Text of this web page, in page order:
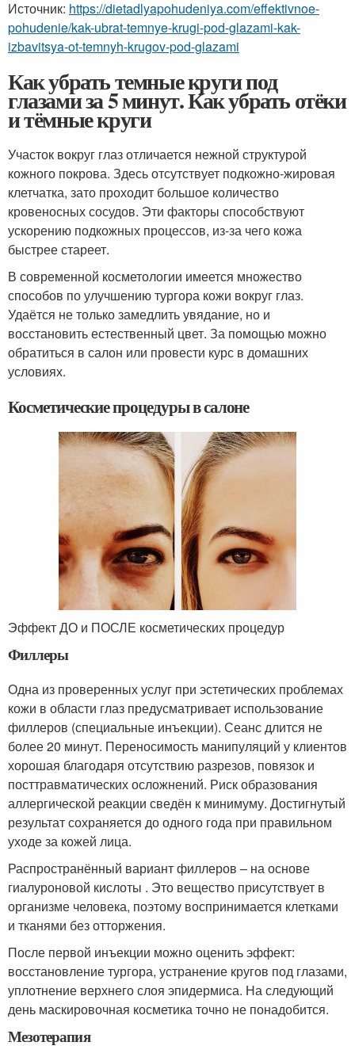
Источник: https://dietadlyapohudeniya.com/effektivnoe-
pohudenie/kak-ubrat-temnye-krugi-pod-glazami-kak-
izbavitsya-ot-temnyh-krugov-pod-glazami
Как убрать темные круги под
глазами за 5 минут. Как убрать отёки
и тёмные круги
Участок вокруг глаз отличается нежной структурой
кожного покрова. Здесь отсутствует подкожно-жировая
клетчатка, зато проходит большое количество
кровеносных сосудов. Эти факторы способствуют
ускорению подкожных процессов, из-за чего кожа
быстрее стареет.
В современной косметологии имеется множество
способов по улучшению тургора кожи вокруг глаз.
Удаётся не только замедлить увядание, но и
восстановить естественный цвет. За помощью можно
обратиться в салон или провести курс в домашних
условиях.
Косметические процедуры в салоне
Эффект ДО и ПОСЛЕ косметических процедур
Филлеры
Одна из проверенных услуг при эстетических проблемах
кожи в области глаз предусматривает использование
филлеров (специальные инъекции). Сеанс длится не
более 20 минут. Переносимость манипуляций у клиентов
хорошая благодаря отсутствию разрезов, повязок и
посттравматических осложнений. Риск образования
аллергической реакции сведён к минимуму. Достигнутый
результат сохраняется до одного года при правильном
уходе за кожей лица.
Распространённый вариант филлеров – на основе
гиалуроновой кислоты . Это вещество присутствует в
организме человека, поэтому воспринимается клетками
и тканями без отторжения.
После первой инъекции можно оценить эффект:
восстановление тургора, устранение кругов под глазами,
уплотнение верхнего слоя эпидермиса. На следующий
день маскировочная косметика точно не понадобится.
Мезотерапия